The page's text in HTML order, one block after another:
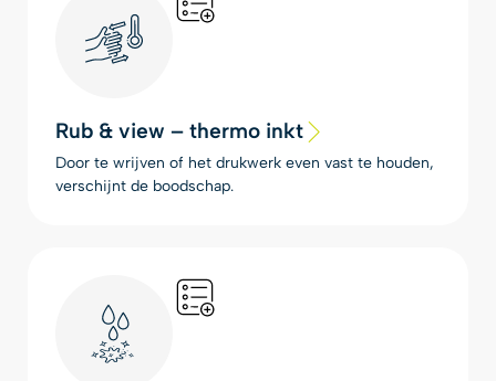
Rub & view – thermo inkt
Door te wrijven of het drukwerk even vast te houden,
verschijnt de boodschap.